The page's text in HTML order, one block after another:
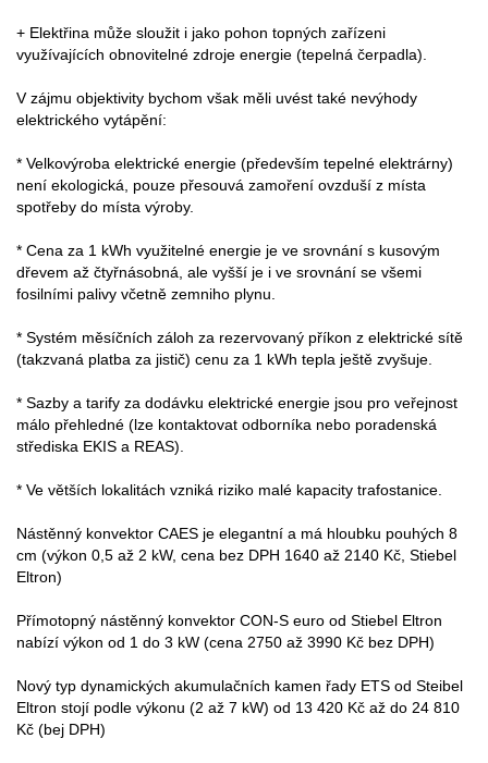
+ Elektřina může sloužit i jako pohon topných zařízeni
využívajících obnovitelné zdroje energie (tepelná čerpadla).
V zájmu objektivity bychom však měli uvést také nevýhody
elektrického vytápění:
* Velkovýroba elektrické energie (především tepelné elektrárny)
není ekologická, pouze přesouvá zamoření ovzduší z místa
spotřeby do místa výroby.
* Cena za 1 kWh využitelné energie je ve srovnání s kusovým
dřevem až čtyřnásobná, ale vyšší je i ve srovnání se všemi
fosilními palivy včetně zemniho plynu.
* Systém měsíčních záloh za rezervovaný příkon z elektrické sítě
(takzvaná platba za jistič) cenu za 1 kWh tepla ještě zvyšuje.
* Sazby a tarify za dodávku elektrické energie jsou pro veřejnost
málo přehledné (lze kontaktovat odborníka nebo poradenská
střediska EKIS a REAS).
* Ve větších lokalitách vzniká riziko malé kapacity trafostanice.
Nástěnný konvektor CAES je elegantní a má hloubku pouhých 8
cm (výkon 0,5 až 2 kW, cena bez DPH 1640 až 2140 Kč, Stiebel
Eltron)
Přímotopný nástěnný konvektor CON-S euro od Stiebel Eltron
nabízí výkon od 1 do 3 kW (cena 2750 až 3990 Kč bez DPH)
Nový typ dynamických akumulačních kamen řady ETS od Steibel
Eltron stojí podle výkonu (2 až 7 kW) od 13 420 Kč až do 24 810
Kč (bej DPH)